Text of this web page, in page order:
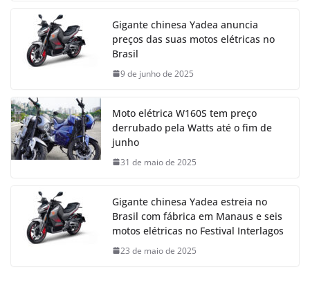
Gigante chinesa Yadea anuncia
preços das suas motos elétricas no
Brasil
9 de junho de 2025
Moto elétrica W160S tem preço
derrubado pela Watts até o fim de
junho
31 de maio de 2025
Gigante chinesa Yadea estreia no
Brasil com fábrica em Manaus e seis
motos elétricas no Festival Interlagos
23 de maio de 2025